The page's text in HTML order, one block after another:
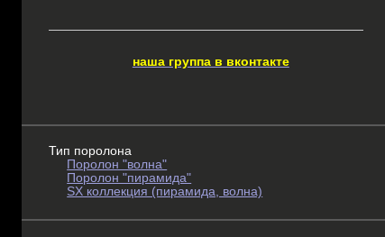
наша группа в вконтакте
Тип поролона
Поролон "волна"
Поролон "пирамида"
SX коллекция (пирамида, волна)